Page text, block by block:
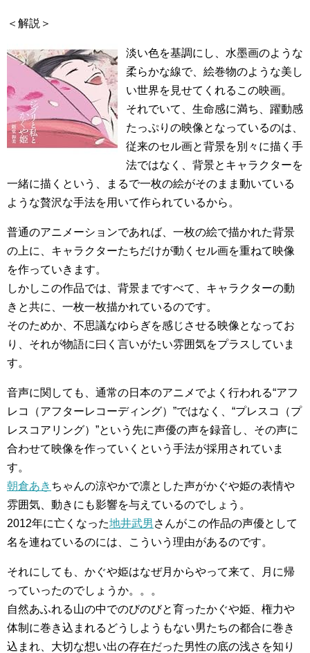
＜解説＞
淡い色を基調にし、水墨画のような
柔らかな線で、絵巻物のような美し
い世界を見せてくれるこの映画。
それでいて、生命感に満ち、躍動感
たっぷりの映像となっているのは、
従来のセル画と背景を別々に描く手
法ではなく、背景とキャラクターを
一緒に描くという、まるで一枚の絵がそのまま動いている
ような贅沢な手法を用いて作られているから。
普通のアニメーションであれば、一枚の絵で描かれた背景
の上に、キャラクターたちだけが動くセル画を重ねて映像
を作っていきます。
しかしこの作品では、背景まですべて、キャラクターの動
きと共に、一枚一枚描かれているのです。
そのためか、不思議なゆらぎを感じさせる映像となってお
り、それが物語に曰く言いがたい雰囲気をプラスしていま
す。
音声に関しても、通常の日本のアニメでよく行われる“アフ
レコ（アフターレコーディング）”ではなく、“プレスコ（プ
レスコアリング）”という先に声優の声を録音し、その声に
合わせて映像を作っていくという手法が採用されていま
す。
朝倉あき ちゃんの涼やかで凛とした声がかぐや姫の表情や
雰囲気、動きにも影響を与えているのでしょう。
2012年に亡くなった地井武男 さんがこの作品の声優として
名を連ねているのには、こういう理由があるのです。
それにしても、かぐや姫はなぜ月からやって来て、月に帰
っていったのでしょうか。。。
自然あふれる山の中でのびのびと育ったかぐや姫、権力や
体制に巻き込まれるどうしようもない男たちの都合に巻き
込まれ、大切な想い出の存在だった男性の底の浅さを知り